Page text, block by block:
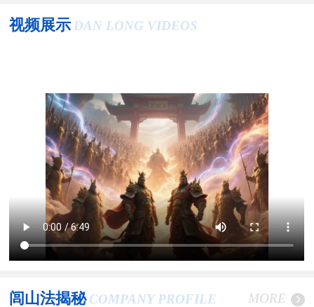
视频展示 DAN LONG VIDEOS
闾山法揭秘 COMPANY PROFILE MORE